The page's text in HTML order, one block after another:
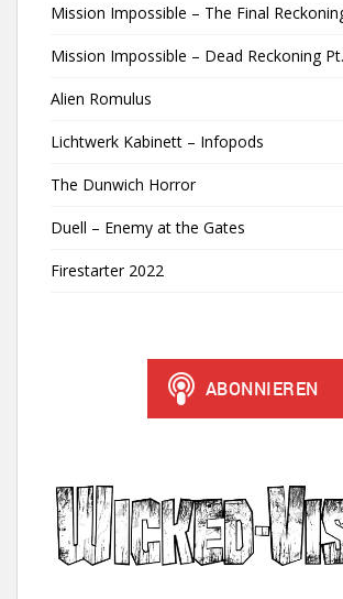
Mission Impossible – The Final
Mission Impossible – Dead Reckoning
Alien Romulus
Lichtwerk Kabinett – Infopods
The Dunwich Horror
Duell – Enemy at the Gates
Firestarter 2022